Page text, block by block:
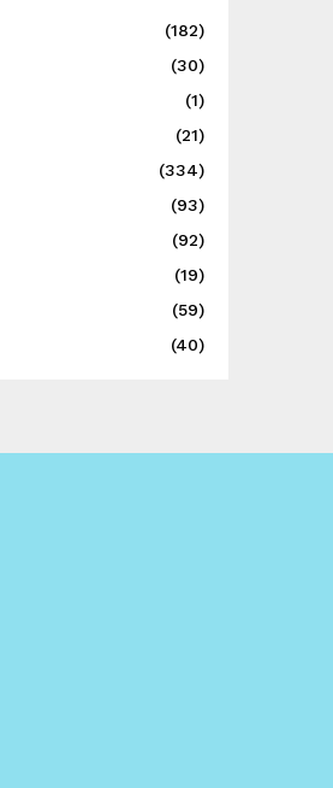
(182)
(30)
(1)
(21)
(334)
(93)
(92)
(19)
(59)
(40)